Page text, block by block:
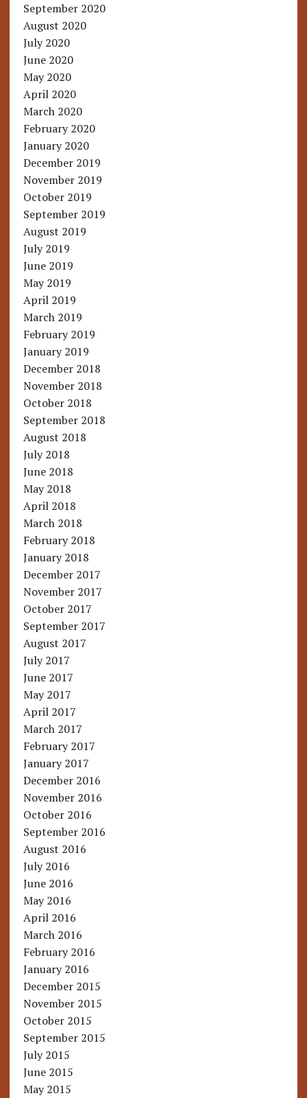
September 2020
August 2020
July 2020
June 2020
May 2020
April 2020
March 2020
February 2020
January 2020
December 2019
November 2019
October 2019
September 2019
August 2019
July 2019
June 2019
May 2019
April 2019
March 2019
February 2019
January 2019
December 2018
November 2018
October 2018
September 2018
August 2018
July 2018
June 2018
May 2018
April 2018
March 2018
February 2018
January 2018
December 2017
November 2017
October 2017
September 2017
August 2017
July 2017
June 2017
May 2017
April 2017
March 2017
February 2017
January 2017
December 2016
November 2016
October 2016
September 2016
August 2016
July 2016
June 2016
May 2016
April 2016
March 2016
February 2016
January 2016
December 2015
November 2015
October 2015
September 2015
July 2015
June 2015
May 2015